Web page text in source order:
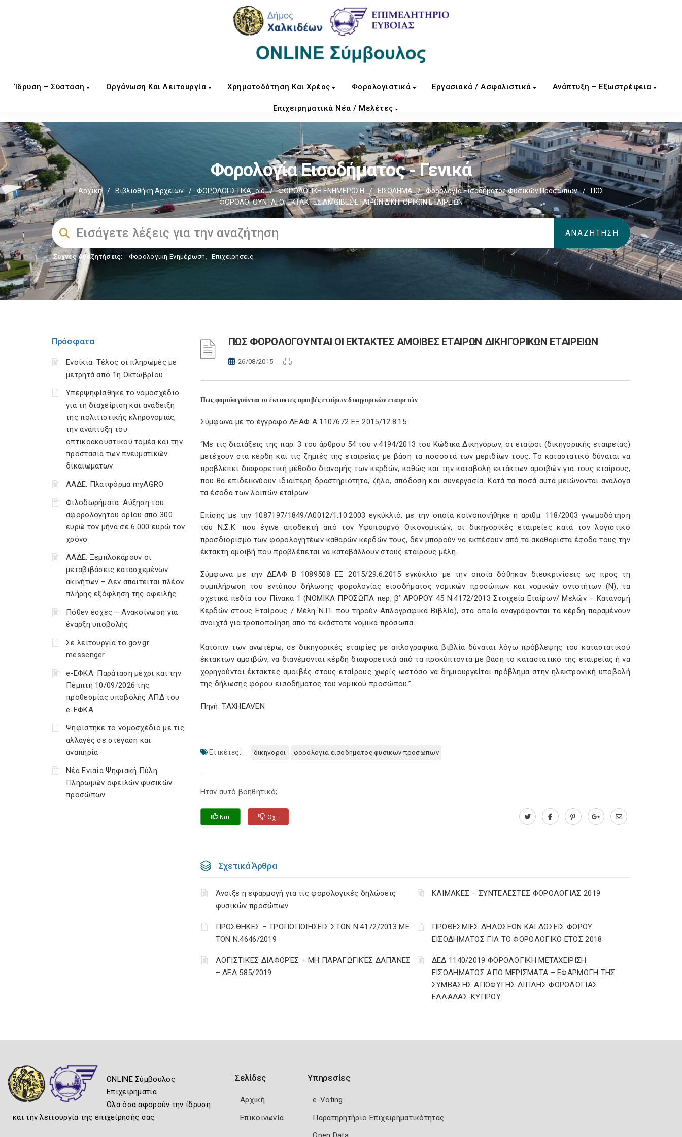
Ίδρυση – Σύσταση Οργάνωση Και Λειτουργία Χρηματοδότηση Και Χρέος Φορολογιστικά Εργασιακά / Ασφαλιστικά Ανάπτυξη – Εξωστρέφεια
Επιχειρηματικά Νέα / Μελέτες
Φορολογία Εισοδήματος - Γενικά
Αρχική / Βιβλιοθήκη Αρχείων / ΦΟΡΟΛΟΓΙΣΤΙΚΑ_old / ΦΟΡΟΛΟΓΙΚΗ ΕΝΗΜΕΡΩΣΗ / ΕΙΣΟΔΗΜΑ / Φορολογία Εισοδήματος Φυσικών Προσώπων /
ΠΩΣ
ΦΟΡΟΛΟΓΟΥΝΤΑΙ ΟΙ ΕΚΤΑΚΤΕΣ ΑΜΟΙΒΕΣ ΕΤΑΙΡΩΝ ΔΙΚΗΓΟΡΙΚΩΝ ΕΤΑΙΡΕΙΩΝ
Συχνές Αναζητήσεις: Φορολογικη Ενημέρωση, Επιχειρήσεις
Πρόσφατα
Ενοίκια: Τέλος οι πληρωμές με
μετρητά από 1η Οκτωβρίου
Υπερψηφίσθηκε το νομοσχέδιο
για τη διαχείριση και ανάδειξη
της πολιτιστικής κληρονομιάς,
την ανάπτυξη του
οπτικοακουστικού τομέα και την
προστασία των πνευματικών
δικαιωμάτων
ΑΑΔΕ: Πλατφόρμα myAGRO
Φιλοδωρήματα: Αύξηση του
αφορολόγητου ορίου από 300
ευρώ τον μήνα σε 6.000 ευρώ τον
χρόνο
ΑΑΔΕ: Ξεμπλοκάρουν οι
μεταβιβάσεις κατασχεμένων
ακινήτων – Δεν απαιτείται πλέον
πλήρης εξόφληση της οφειλής
Πόθεν έσχες – Ανακοίνωση για
έναρξη υποβολής
Σε λειτουργία το gov.gr
messenger
e-ΕΦΚΑ: Παράταση μέχρι και την
Πέμπτη 10/09/2026 της
προθεσμίας υποβολής ΑΠΔ του
e-ΕΦΚΑ
Ψηφίστηκε το νομοσχέδιο με τις
αλλαγές σε στέγαση και
αναπηρία
Νέα Ενιαία Ψηφιακή Πύλη
Πληρωμών οφειλών φυσικών
προσώπων
ΠΩΣ ΦΟΡΟΛΟΓΟΥΝΤΑΙ ΟΙ ΕΚΤΑΚΤΕΣ ΑΜΟΙΒΕΣ ΕΤΑΙΡΩΝ ΔΙΚΗΓΟΡΙΚΩΝ ΕΤΑΙΡΕΙΩΝ
26/08/2015
Πως φορολογούνται οι έκτακτες αμοιβές εταίρων δικηγορικών εταιρειών
Σύμφωνα με το έγγραφο ΔΕΑΦ Α 1107672 ΕΞ 2015/12.8.15:
“Με τις διατάξεις της παρ. 3 του άρθρου 54 του ν.4194/2013 του Κώδικα Δικηγόρων, οι εταίροι (δικηγορικής εταιρείας)
μετέχουν στα κέρδη και τις ζημιές της εταιρείας με βάση τα ποσοστά των μεριδίων τους. Το καταστατικό δύναται να
προβλέπει διαφορετική μέθοδο διανομής των κερδών, καθώς και την καταβολή εκτάκτων αμοιβών για τους εταίρους,
που θα επιδεικνύουν ιδιαίτερη δραστηριότητα, ζήλο, απόδοση και συνεργασία. Κατά τα ποσά αυτά μειώνονται ανάλογα
τα έσοδα των λοιπών εταίρων.
Επίσης με την 1087197/1849/Α0012/1.10.2003 εγκύκλιό, με την οποία κοινοποιήθηκε η αριθμ. 118/2003 γνωμοδότηση
του Ν.Σ.Κ. που έγινε αποδεκτή από τον Υφυπουργό Οικονομικών, οι δικηγορικές εταιρείες κατά τον λογιστικό
προσδιορισμό των φορολογητέων καθαρών κερδών τους, δεν μπορούν να εκπέσουν από τα ακαθάριστα έσοδα τους την
έκτακτη αμοιβή που προβλέπεται να καταβάλλουν στους εταίρους μέλη.
Σύμφωνα με την ΔΕΑΦ Β 1089508 ΕΞ 2015/29.6.2015 εγκύκλιο με την οποία δόθηκαν διευκρινίσεις ως προς τη
συμπλήρωση του εντύπου δήλωσης φορολογίας εισοδήματος νομικών προσώπων και νομικών οντοτήτων (Ν), τα
σχετικά πεδία του Πίνακα 1 (ΝΟΜΙΚΑ ΠΡΟΣΩΠΑ περ, β’ ΑΡΘΡΟΥ 45 Ν.4172/2013 Στοιχεία Εταίρων/ Μελών – Κατανομή
Κερδών στους Εταίρους / Μέλη Ν.Π. που τηρούν Απλογραφικά Βιβλία), στα οποία αναγράφονται τα κέρδη παραμένουν
ανοιχτά για τροποποίηση από τα εκάστοτε νομικά πρόσωπα.
Κατόπιν των ανωτέρω, σε δικηγορικές εταιρίες με απλογραφικά βιβλία δύναται λόγω πρόβλεψης του καταστατικού
έκτακτων αμοιβών, να διανέμονται κέρδη διαφορετικά από τα προκύπτοντα με βάση το καταστατικό της εταιρείας ή να
χορηγούνται έκτακτες αμοιβές στους εταίρους χωρίς ωστόσο να δημιουργείται πρόβλημα στην ηλεκτρονική υποβολή
της δήλωσης φόρου εισοδήματος του νομικού προσώπου.”
Πηγή: TAXHEAVEN
Ετικέτες: δικηγοροι φορολογια εισοδηματος φυσικων προσωπων
Ηταν αυτό βοηθητικό;
Ναι Οχι
Σχετικά Άρθρα
Άνοιξε η εφαρμογή για τις φορολογικές δηλώσεις
φυσικών προσώπων
ΚΛΙΜΑΚΕΣ – ΣΥΝΤΕΛΕΣΤΕΣ ΦΟΡΟΛΟΓΙΑΣ 2019
ΠΡΟΣΘΗΚΕΣ – ΤΡΟΠΟΠΟΙΗΣΕΙΣ ΣΤΟΝ Ν.4172/2013 ΜΕ
ΤΟΝ Ν.4646/2019
ΠΡΟΘΕΣΜΙΕΣ ΔΗΛΩΣΕΩΝ ΚΑΙ ΔΟΣΕΙΣ ΦΟΡΟΥ
ΕΙΣΟΔΗΜΑΤΟΣ ΓΙΑ ΤΟ ΦΟΡΟΛΟΓΙΚΟ ΕΤΟΣ 2018
ΛΟΓΙΣΤΙΚΈΣ ΔΙΑΦΟΡΈΣ – ΜΗ ΠΑΡΑΓΩΓΙΚΈΣ ΔΑΠΆΝΕΣ
– ΔΕΔ 585/2019
ΔΕΔ 1140/2019 ΦΟΡΟΛΟΓΙΚΗ ΜΕΤΑΧΕΙΡΙΣΗ
ΕΙΣΟΔΗΜΑΤΟΣ ΑΠΟ ΜΕΡΙΣΜΑΤΑ – ΕΦΑΡΜΟΓΗ ΤΗΣ
ΣΥΜΒΑΣΗΣ ΑΠΟΦΥΓΗΣ ΔΙΠΛΗΣ ΦΟΡΟΛΟΓΙΑΣ
ΕΛΛΑΔΑΣ-ΚΥΠΡΟΥ.
ONLINE Σύμβουλος
Επιχειρηματία
Όλα όσα αφορούν την ίδρυση
και την λειτουργία της επιχείρησής σας.
Σελίδες
Αρχική
Επικοινωνία
Υπηρεσίες
e-Voting
Παρατηρητήριο Επιχειρηματικότητας